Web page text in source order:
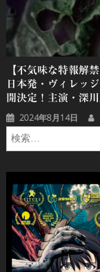
【不気味な特報解
日本発・ヴィレッ
開決定！主演・深
2024年8月14日